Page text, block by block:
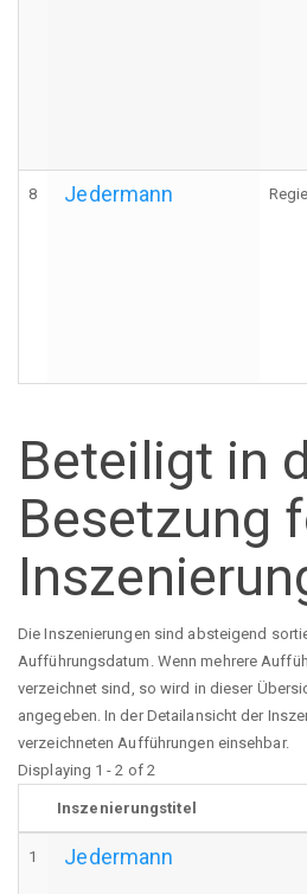
8 Jedermann Regie
Beteiligt in
Besetzung
Die Inszenierungen sind absteigend
Aufführungsdatum. Wenn mehrere
verzeichnet sind, so wird in dieser
angegeben. In der Detailansicht der
verzeichneten Aufführungen einsehbar.
Displaying 1 - 2 of 2
Inszenierungstitel
1 Jedermann